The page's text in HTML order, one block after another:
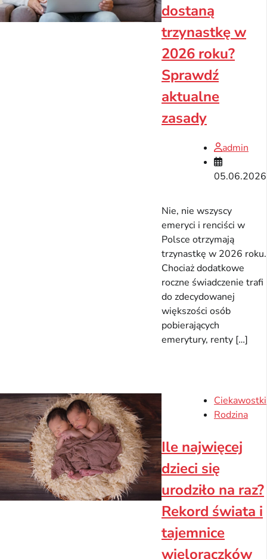
dostaną
trzynastkę w
2026 roku?
Sprawdź
aktualne
zasady
admin
05.06.2026
Nie, nie wszyscy
emeryci i renciści w
Polsce otrzymają
trzynastkę w 2026 roku.
Chociaż dodatkowe
roczne świadczenie trafi
do zdecydowanej
większości osób
pobierających
emerytury, renty […]
Ciekawostki
Rodzina
Ile najwięcej
dzieci się
urodziło na raz?
Rekord świata i
tajemnice
wieloraczków